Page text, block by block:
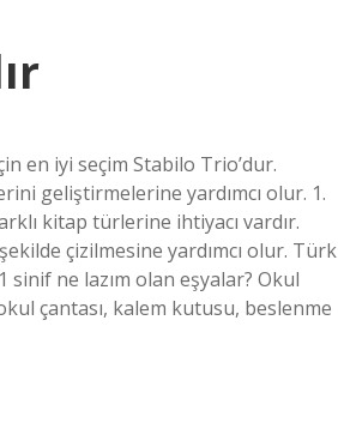
en iyi seçim Stabilo Trio’dur.
geliştirmelerine yardımcı olur. 1.
kitap türlerine ihtiyacı vardır.
çizilmesine yardımcı olur. Türk
ne lazım olan eşyalar? Okul
çantası, kalem kutusu, beslenme